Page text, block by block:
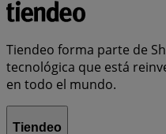
Tiendeo forma parte de
tecnológica que está
en todo el mundo.
Tiendeo